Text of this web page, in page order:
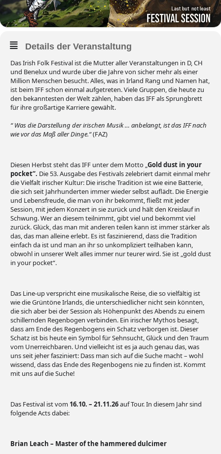
Details der Veranstaltung
Das Irish Folk Festival ist die Mutter aller Veranstaltungen in D, CH
und Benelux und wurde über die Jahre von sicher mehr als einer
Million Menschen besucht. Alles, was in Irland Rang und Namen hat,
ist beim IFF schon einmal aufgetreten. Viele Gruppen, die heute zu
den bekanntesten der Welt zählen, haben das IFF als Sprungbrett
für ihre großartige Karriere gewählt.
“ Was die Darstellung der irischen Musik … anbelangt, ist das IFF nach
wie vor das Maß aller Dinge.“(FAZ)
Diesen Herbst steht das IFF unter dem Motto „Gold dust in your
pocket“. Die 53. Ausgabe des Festivals zelebriert damit einmal mehr
die Vielfalt irischer Kultur: Die irische Tradition ist wie eine Batterie,
die sich seit Jahrhunderten immer wieder selbst auflädt. Die Energie
und Lebensfreude, die man von ihr bekommt, fließt mit jeder
Session, mit jedem Konzert in sie zurück und hält den Kreislauf in
Schwung. Wer an diesem teilnimmt, gibt viel und bekommt viel
zurück. Glück, das man mit anderen teilen kann ist immer stärker als
das, das man alleine erlebt. Es ist faszinierend, dass die Tradition
einfach da ist und man an ihr so unkompliziert teilhaben kann,
obwohl in unserer Welt alles immer nur teurer wird. Sie ist „gold dust
in your pocket“.
Das Line-up verspricht eine musikalische Reise, die so vielfältig ist
wie die Grüntöne Irlands, die unterschiedlicher nicht sein könnten,
die sich aber bei der Session als Höhenpunkt des Abends zu einem
schillernden Regenbogen verbinden. Ein irischer Mythos besagt,
dass am Ende des Regenbogens ein Schatz verborgen ist. Dieser
Schatz ist bis heute ein Symbol für Sehnsucht, Glück und den Traum
vom Unerreichbaren. Und vielleicht ist es ja auch genau das, was
uns seit jeher fasziniert: Dass man sich auf die Suche macht – wohl
wissend, dass das Ende des Regenbogens nie zu finden ist. Kommt
mit uns auf die Suche!
Das Festival ist vom 16.10. – 21.11.26auf Tour. In diesem Jahr sind
folgende Acts dabei:
Brian Leach – Master of the hammered dulcimer